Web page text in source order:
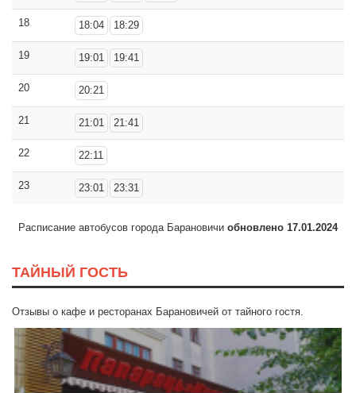
18 18:04 18:29
19 19:01 19:41
20 20:21
21 21:01 21:41
22 22:11
23 23:01 23:31
Расписание автобусов города Барановичи обновлено 17.01.2024
ТАЙНЫЙ ГОСТЬ
Отзывы о кафе и ресторанах Барановичей от тайного гостя.